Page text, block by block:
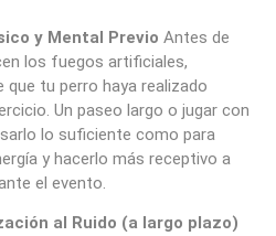
y Mental Previo Antes de
los fuegos artificiales,
que tu perro haya realizado
Un paseo largo o jugar con
lo suficiente como para
y hacerlo más receptivo a
el evento.
al Ruido (a largo plazo)